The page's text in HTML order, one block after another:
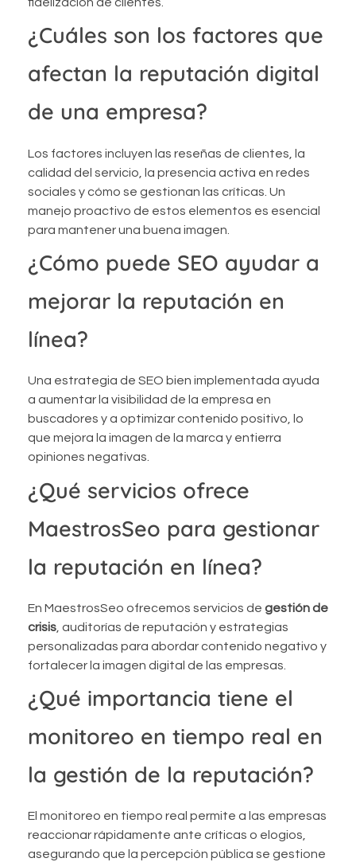
¿Cuáles son los factores que
afectan la reputación digital
de una empresa?
Los factores incluyen las reseñas de clientes, la
calidad del servicio, la presencia activa en redes
sociales y cómo se gestionan las críticas. Un
manejo proactivo de estos elementos es esencial
para mantener una buena imagen.
¿Cómo puede SEO ayudar a
mejorar la reputación en
línea?
Una estrategia de SEO bien implementada ayuda
a aumentar la visibilidad de la empresa en
buscadores y a optimizar contenido positivo, lo
que mejora la imagen de la marca y entierra
opiniones negativas.
¿Qué servicios ofrece
MaestrosSeo para gestionar
la reputación en línea?
En MaestrosSeo ofrecemos servicios de gestión de
crisis , auditorías de reputación y estrategias
personalizadas para abordar contenido negativo y
fortalecer la imagen digital de las empresas.
¿Qué importancia tiene el
monitoreo en tiempo real en
la gestión de la reputación?
El monitoreo en tiempo real permite a las empresas
reaccionar rápidamente ante críticas o elogios,
asegurando que la percepción pública se gestione